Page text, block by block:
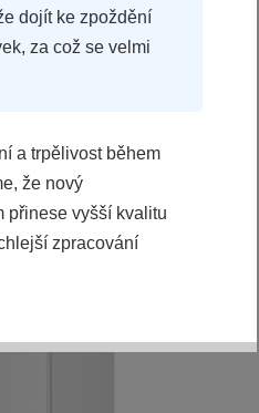
dojít ke zpoždění
za což se velmi
a trpělivost během
že nový
přinese vyšší kvalitu
zpracování